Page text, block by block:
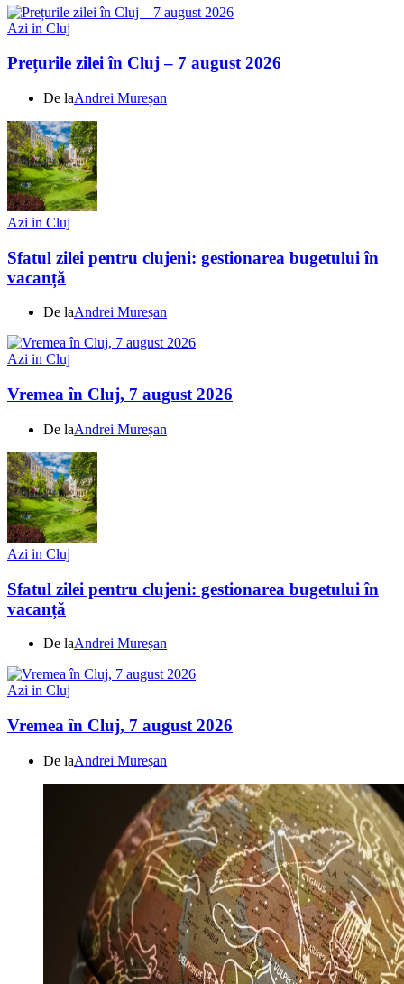
Azi in Cluj
Prețurile zilei în Cluj – 7 august 2026
De laAndrei Mureșan
Azi in Cluj
Sfatul zilei pentru clujeni: gestionarea bugetului în
vacanță
De laAndrei Mureșan
Azi in Cluj
Vremea în Cluj, 7 august 2026
De laAndrei Mureșan
Azi in Cluj
Sfatul zilei pentru clujeni: gestionarea bugetului în
vacanță
De laAndrei Mureșan
Azi in Cluj
Vremea în Cluj, 7 august 2026
De laAndrei Mureșan